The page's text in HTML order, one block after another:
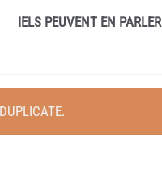
IELS PEUVENT EN PARLER